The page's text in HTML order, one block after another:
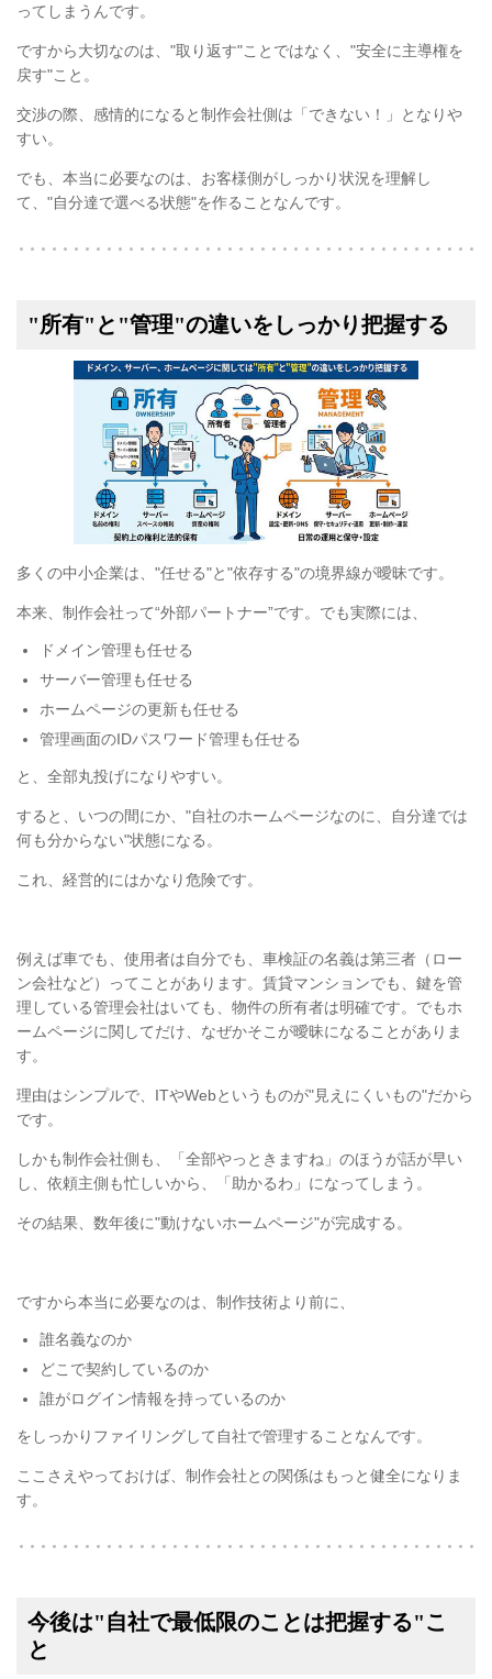
ってしまうんです。
ですから大切なのは、"取り返す"ことではなく、"安全に主導権を
戻す"こと。
交渉の際、感情的になると制作会社側は「できない！」となりや
すい。
でも、本当に必要なのは、お客様側がしっかり状況を理解し
て、"自分達で選べる状態"を作ることなんです。
"所有"と"管理"の違いをしっかり把握する
多くの中小企業は、"任せる"と"依存する"の境界線が曖昧です。
本来、制作会社って“外部パートナー”です。でも実際には、
ドメイン管理も任せる
サーバー管理も任せる
ホームページの更新も任せる
管理画面のIDパスワード管理も任せる
と、全部丸投げになりやすい。
すると、いつの間にか、"自社のホームページなのに、自分達では
何も分からない"状態になる。
これ、経営的にはかなり危険です。
例えば車でも、使用者は自分でも、車検証の名義は第三者（ロー
ン会社など）ってことがあります。賃貸マンションでも、鍵を管
理している管理会社はいても、物件の所有者は明確です。でもホ
ームページに関してだけ、なぜかそこが曖昧になることがありま
す。
理由はシンプルで、ITやWebというものが"見えにくいもの"だから
です。
しかも制作会社側も、「全部やっときますね」のほうが話が早い
し、依頼主側も忙しいから、「助かるわ」になってしまう。
その結果、数年後に"動けないホームページ"が完成する。
ですから本当に必要なのは、制作技術より前に、
誰名義なのか
どこで契約しているのか
誰がログイン情報を持っているのか
をしっかりファイリングして自社で管理することなんです。
ここさえやっておけば、制作会社との関係はもっと健全になりま
す。
今後は"自社で最低限のことは把握する"こ
と